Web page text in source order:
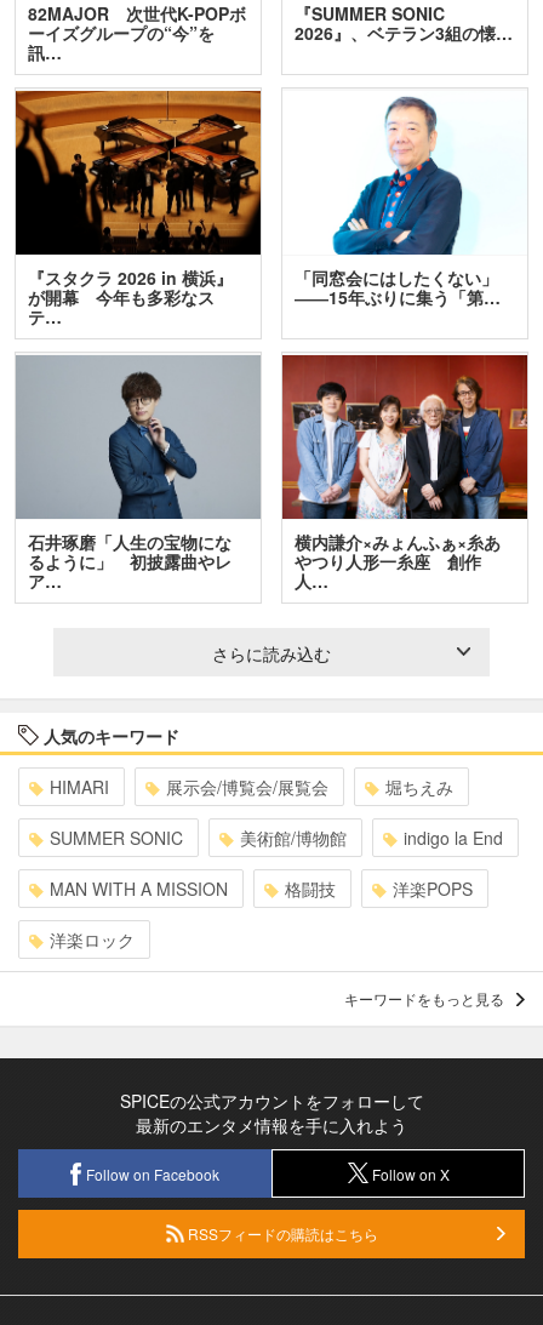
82MAJOR 次世代K-POPボ
ーイズグループの“今”を
訊…
『SUMMER SONIC
2026』、ベテラン3組の懐…
『スタクラ 2026 in 横浜』
が開幕 今年も多彩なス
テ…
「同窓会にはしたくない」
――15年ぶりに集う「第…
石井琢磨「人生の宝物にな
るように」 初披露曲やレ
ア…
横内謙介×みょんふぁ×糸あ
やつり人形一糸座 創作
人…
さらに読み込む
人気のキーワード
HIMARI 展示会/博覧会/展覧会 堀ちえみ
SUMMER SONIC 美術館/博物館 indigo la End
MAN WITH A MISSION 格闘技 洋楽POPS
洋楽ロック
キーワードをもっと見る
SPICEの公式アカウントをフォローして
最新のエンタメ情報を手に入れよう
Follow on Facebook Follow on X
RSSフィードの購読はこちら